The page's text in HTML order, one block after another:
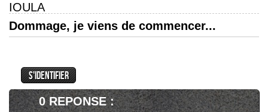
IOULA
Dommage, je viens de commencer...
Dommage, je viens de commencer la 3ème
saison et je trouve cette série sympa.
J'ai eu un peu peur pour les 2 premiers
0 REPONSE :